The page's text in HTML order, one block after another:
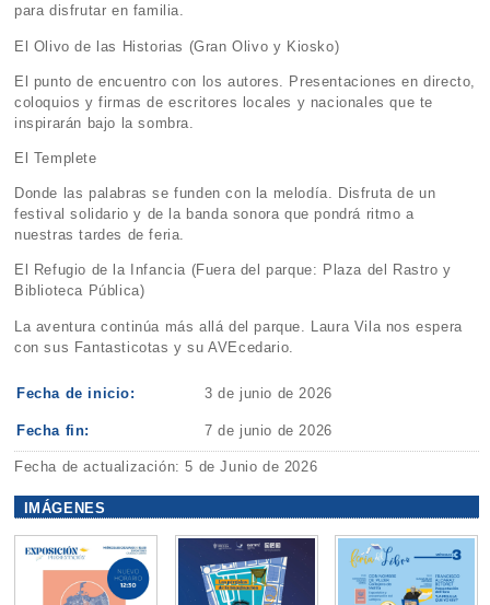
para disfrutar en familia.
El Olivo de las Historias (Gran Olivo y Kiosko)
El punto de encuentro con los autores. Presentaciones en directo,
coloquios y firmas de escritores locales y nacionales que te
inspirarán bajo la sombra.
El Templete
Donde las palabras se funden con la melodía. Disfruta de un
festival solidario y de la banda sonora que pondrá ritmo a
nuestras tardes de feria.
El Refugio de la Infancia (Fuera del parque: Plaza del Rastro y
Biblioteca Pública)
La aventura continúa más allá del parque. Laura Vila nos espera
con sus Fantasticotas y su AVEcedario.
Fecha de inicio: 3 de junio de 2026
Fecha fin: 7 de junio de 2026
Fecha de actualización: 5 de Junio de 2026
IMÁGENES